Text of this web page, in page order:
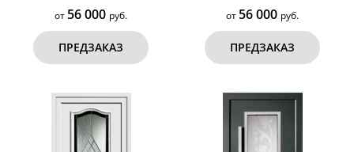
от 56 000 руб.
ПРЕДЗАКАЗ
от 56 000 руб.
ПРЕДЗАКАЗ